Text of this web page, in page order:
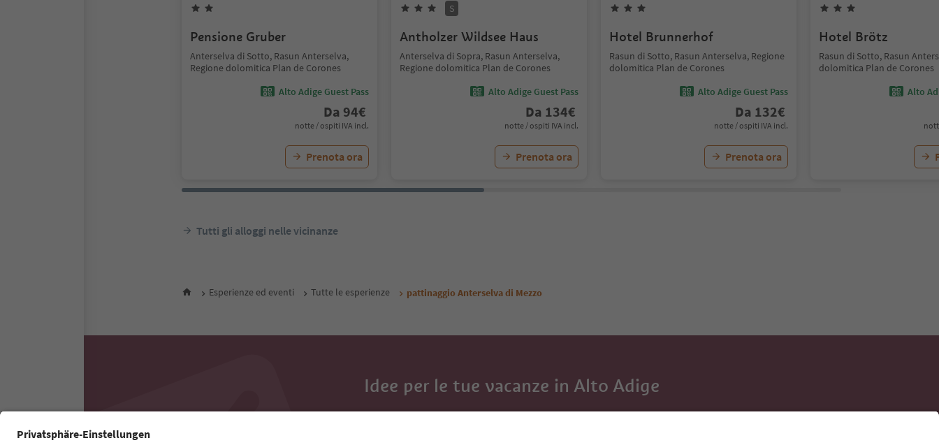
Pensione Gruber
Anterselva di Sotto, Rasun Anterselva,
Regione dolomitica Plan de Corones
Alto Adige Guest Pass
Da 94€
notte / ospiti IVA incl.
Prenota ora
S
Antholzer Wildsee Haus
Anterselva di Sopra, Rasun Anterselva,
Regione dolomitica Plan de Corones
Alto Adige Guest Pass
Da 134€
notte / ospiti IVA incl.
Prenota ora
Hotel Brunnerhof
Rasun di Sotto, Rasun Anterselva, Regione
dolomitica Plan de Corones
Alto Adige Guest Pass
Da 132€
notte / ospiti IVA incl.
Prenota ora
Hotel Brötz
Rasun di Sotto, Rasun
dolomitica Plan de Corones
Alto
Tutti gli alloggi nelle vicinanze
Esperienze ed eventi Tutte le esperienze pattinaggio Anterselva di Mezzo
Idee per le tue vacanze in Alto Adige
Con la newsletter dell’Alto Adige ricevi consigli per le tue vacanze,